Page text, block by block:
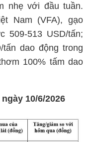
nhẹ với đầu tuần.
Nam (VFA), gạo
509-513 USD/tấn;
dao động trong
100% tấm dao
10/6/2026